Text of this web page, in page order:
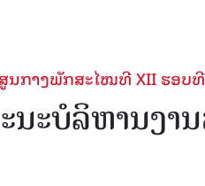
ນກາງພັກສະໄໝທີ XII ຮອບທີ
ນະບໍລິຫານງ